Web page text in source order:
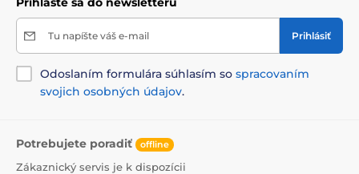
Tu napíšte váš e-mail Prihlásiť
Odoslaním formulára súhlasím so spracovaním
svojich osobných údajov.
Potrebujete poradiť offline
Zákaznický servis je k dispozícii